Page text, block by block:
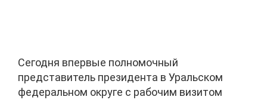
Сегодня впервые полномочный
представитель президента в Уральском
федеральном округе с рабочим визитом